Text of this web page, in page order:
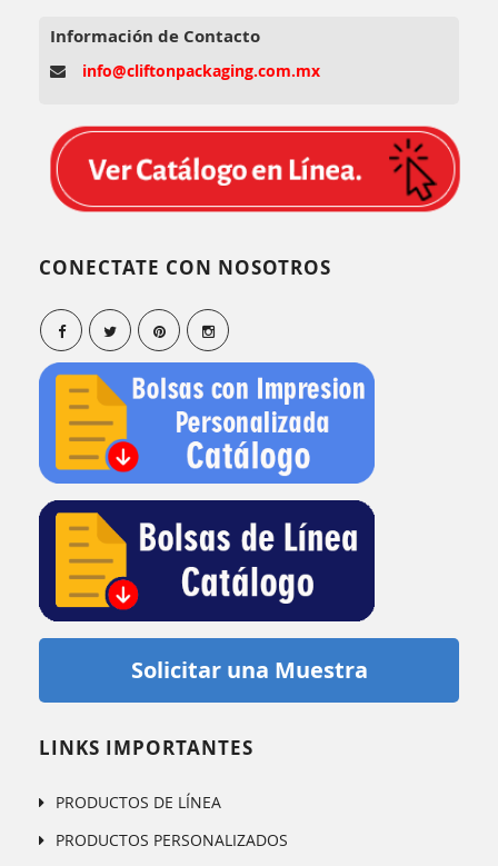
Información de Contacto
info@cliftonpackaging.com.mx
CONECTATE CON NOSOTROS
Solicitar una Muestra
LINKS IMPORTANTES
PRODUCTOS DE LÍNEA
PRODUCTOS PERSONALIZADOS